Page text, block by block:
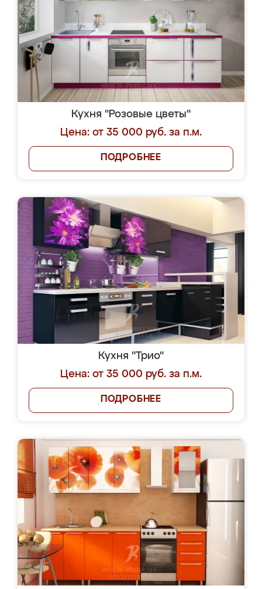
Кухня "Розовые цветы"
Цена: от 35 000 руб. за п.м.
ПОДРОБНЕЕ
Кухня "Трио"
Цена: от 35 000 руб. за п.м.
ПОДРОБНЕЕ